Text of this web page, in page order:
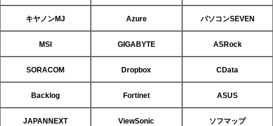
キヤノンMJ Azure パソコンSEVEN
MSI GIGABYTE ASRock
SORACOM Dropbox CData
Backlog Fortinet ASUS
JAPANNEXT ViewSonic ソフマップ